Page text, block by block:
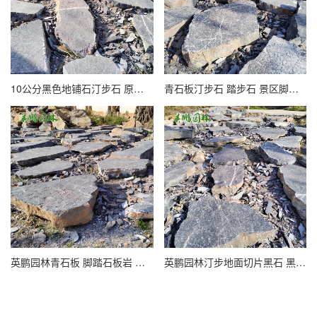
10公分黑色地铺石汀步石 原色广场踏步石 景区脚踏石板 青石板汀步石 踏步石 景区脚踏石板岩 铺路黑色碎拼片石
英鹏园林青石板 脚踏石板岩 黑石切片 景区脚踏汀步石 英鹏园林汀步地面切片黑石 黑色深色脚踏石板 多规格